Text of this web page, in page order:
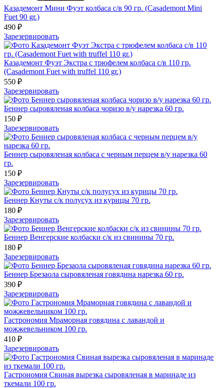
Казадемонт Мини Фуэт колбаса с/в 90 гр. (Casademont Mini
Fuet 90 gr.)
490 ₽
Зарезервировать
Казадемонт Фуэт Экстра с трюфелем колбаса с/в 110 гр.
(Casademont Fuet with truffel 110 gr.)
550 ₽
Зарезервировать
Беннер сыровяленая колбаса чоризо в/у нарезка 60 гр.
150 ₽
Зарезервировать
Беннер сыровяленая колбаса с черным перцем в/у нарезка 60
гр.
150 ₽
Зарезервировать
Беннер Кнуты с/к полусух из курицы 70 гр.
180 ₽
Зарезервировать
Беннер Венгерские колбаски с/к из свинины 70 гр.
180 ₽
Зарезервировать
Беннер Брезаола сыровяленая говядина нарезка 60 гр.
390 ₽
Зарезервировать
Гастрономия Мраморная говядина с лавандой и
можжевельником 100 гр.
410 ₽
Зарезервировать
Гастрономия Свиная вырезка сыровяленая в маринаде из
ткемали 100 гр.